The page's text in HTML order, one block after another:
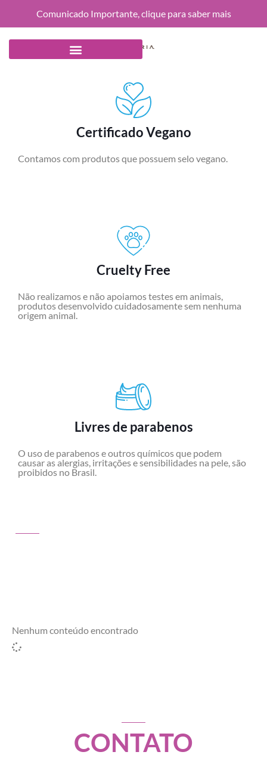
Comunicado Importante, clique para saber mais
Certificado Vegano​
Contamos com produtos que possuem selo vegano.
Cruelty Free
Não realizamos e não apoiamos testes em animais,
produtos desenvolvido cuidadosamente sem nenhuma
origem animal.
Livres de parabenos
O uso de parabenos e outros químicos que podem
causar as alergias, irritações e sensibilidades na pele, são
proibidos no Brasil.
Nenhum conteúdo encontrado
CONTATO